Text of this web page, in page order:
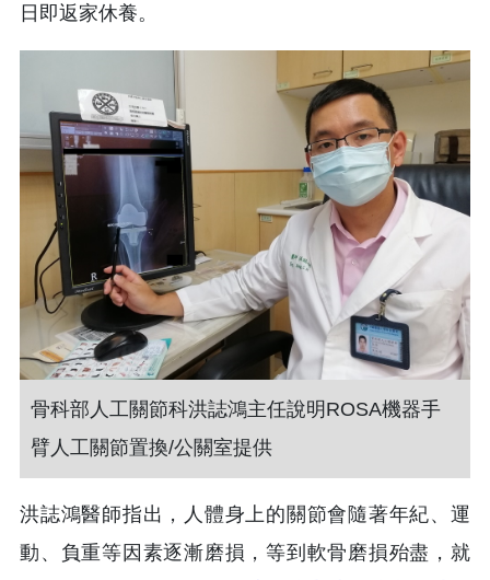
日即返家休養。
骨科部人工關節科洪誌鴻主任說明ROSA機器手
臂人工關節置換/公關室提供
洪誌鴻醫師指出，人體身上的關節會隨著年紀、運
動、負重等因素逐漸磨損，等到軟骨磨損殆盡，就